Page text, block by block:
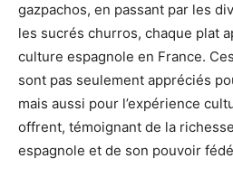
gazpachos, en passant par les
les sucrés churros, chaque plat
culture espagnole en France.
sont pas seulement appréciés
mais aussi pour l’expérience
offrent, témoignant de la
espagnole et de son pouvoir